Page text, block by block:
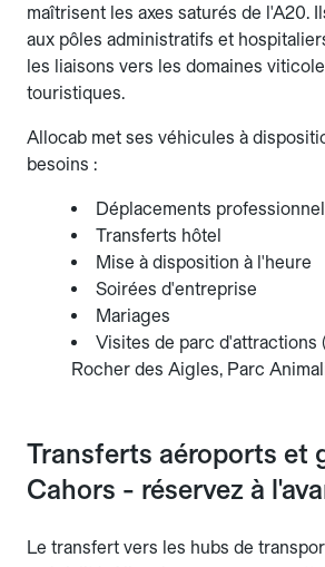
maîtrisent les axes saturés de l'A20.
aux pôles administratifs et
les liaisons vers les domaines
touristiques.
Allocab met ses véhicules à
besoins :
Déplacements
Transferts hôtel
Mise à disposition à l'heure
Soirées d'entreprise
Mariages
Visites de parc d'attractions
Rocher des Aigles, Parc
Transferts aéroports et
Cahors - réservez à
Le transfert vers les hubs de